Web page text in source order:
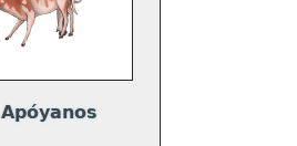
Apóyanos